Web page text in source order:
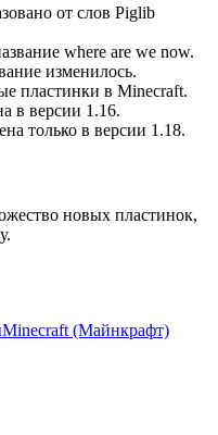
от слов Piglib
where are we now.
изменилось.
пластинки в Minecraft.
в версии 1.16.
только в версии 1.18.
новых пластинок,
Minecraft (Майнкрафт)